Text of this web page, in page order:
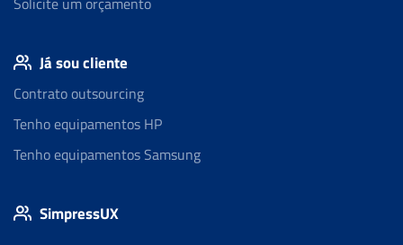
Já sou cliente
Contrato outsourcing
Tenho equipamentos HP
Tenho equipamentos Samsung
SimpressUX